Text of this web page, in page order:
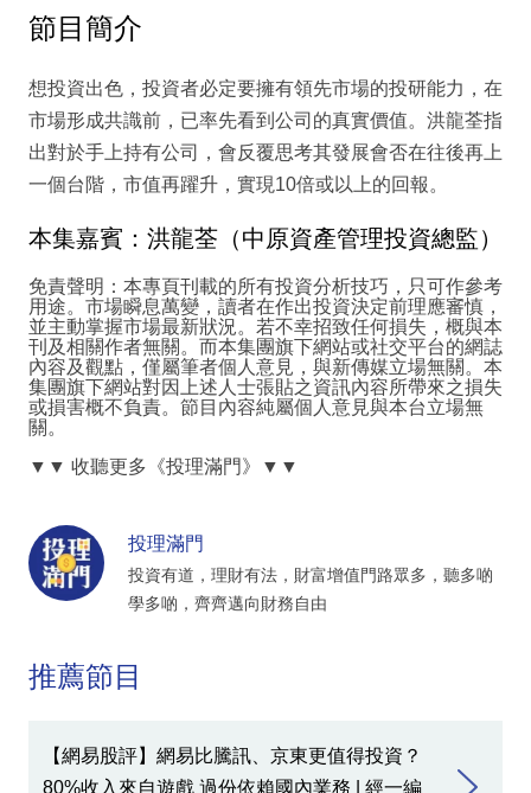
節目簡介
想投資出色，投資者必定要擁有領先市場的投研能力，在
市場形成共識前，已率先看到公司的真實價值。洪龍荃指
出對於手上持有公司，會反覆思考其發展會否在往後再上
一個台階，市值再躍升，實現10倍或以上的回報。
本集嘉賓：洪龍荃（中原資產管理投資總監）
免責聲明：本專頁刊載的所有投資分析技巧，只可作參考
用途。市場瞬息萬變，讀者在作出投資決定前理應審慎，
並主動掌握市場最新狀況。若不幸招致任何損失，概與本
刊及相關作者無關。而本集團旗下網站或社交平台的網誌
內容及觀點，僅屬筆者個人意見，與新傳媒立場無關。本
集團旗下網站對因上述人士張貼之資訊內容所帶來之損失
或損害概不負責。節目內容純屬個人意見與本台立場無
關。
▼▼ 收聽更多《投理滿門》 ▼▼
投理滿門
投資有道，理財有法，財富增值門路眾多，聽多啲
學多啲，齊齊邁向財務自由
推薦節目
【網易股評】網易比騰訊、京東更值得投資？
80%收入來自遊戲 過份依賴國內業務 | 經一編